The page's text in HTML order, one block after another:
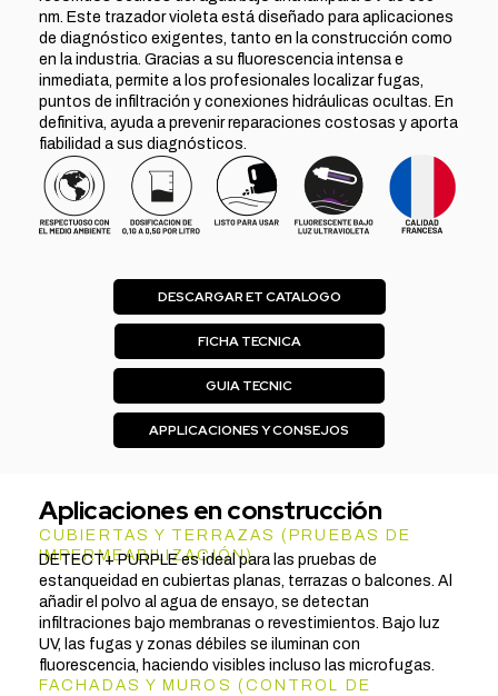
nm. Este trazador violeta está diseñado para aplicaciones
de diagnóstico exigentes, tanto en la construcción como
en la industria. Gracias a su fluorescencia intensa e
inmediata, permite a los profesionales localizar fugas,
puntos de infiltración y conexiones hidráulicas ocultas. En
definitiva, ayuda a prevenir reparaciones costosas y aporta
fiabilidad a sus diagnósticos.
DESCARGAR ET CATALOGO
FICHA TECNICA
GUIA TECNIC
APPLICACIONES Y CONSEJOS
Aplicaciones en construcción
CUBIERTAS Y TERRAZAS (PRUEBAS DE
IMPERMEABILIZACIÓN)
DETECT+ PURPLE es ideal para las pruebas de
estanqueidad en cubiertas planas, terrazas o balcones. Al
añadir el polvo al agua de ensayo, se detectan
infiltraciones bajo membranas o revestimientos. Bajo luz
UV, las fugas y zonas débiles se iluminan con
fluorescencia, haciendo visibles incluso las microfugas.
FACHADAS Y MUROS (CONTROL DE